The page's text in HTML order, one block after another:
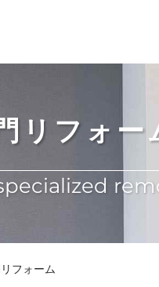
リフォー
フォーム